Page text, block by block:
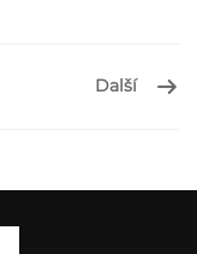
Další